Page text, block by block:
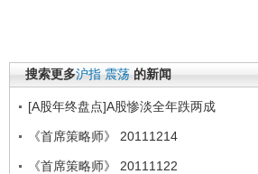
搜索更多沪指 震荡 的新闻
[A股年终盘点]A股惨淡全年跌两成
《首席策略师》 20111214
《首席策略师》 20111122